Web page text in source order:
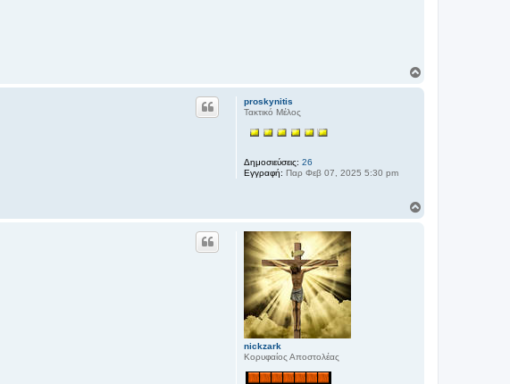
proskynitis
Τακτικό Μέλος
Δημοσιεύσεις: 26
Εγγραφή: Παρ Φεβ 07, 2025 5:30 pm
nickzark
Κορυφαίος Αποστολέας